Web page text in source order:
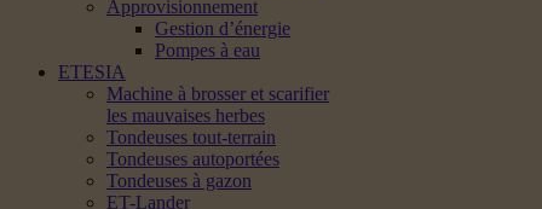
Approvisionnement
Gestion d’énergie
Pompes à eau
ETESIA
Machine à brosser et scarifier
les mauvaises herbes
Tondeuses tout-terrain
Tondeuses autoportées
Tondeuses à gazon
ET-Lander